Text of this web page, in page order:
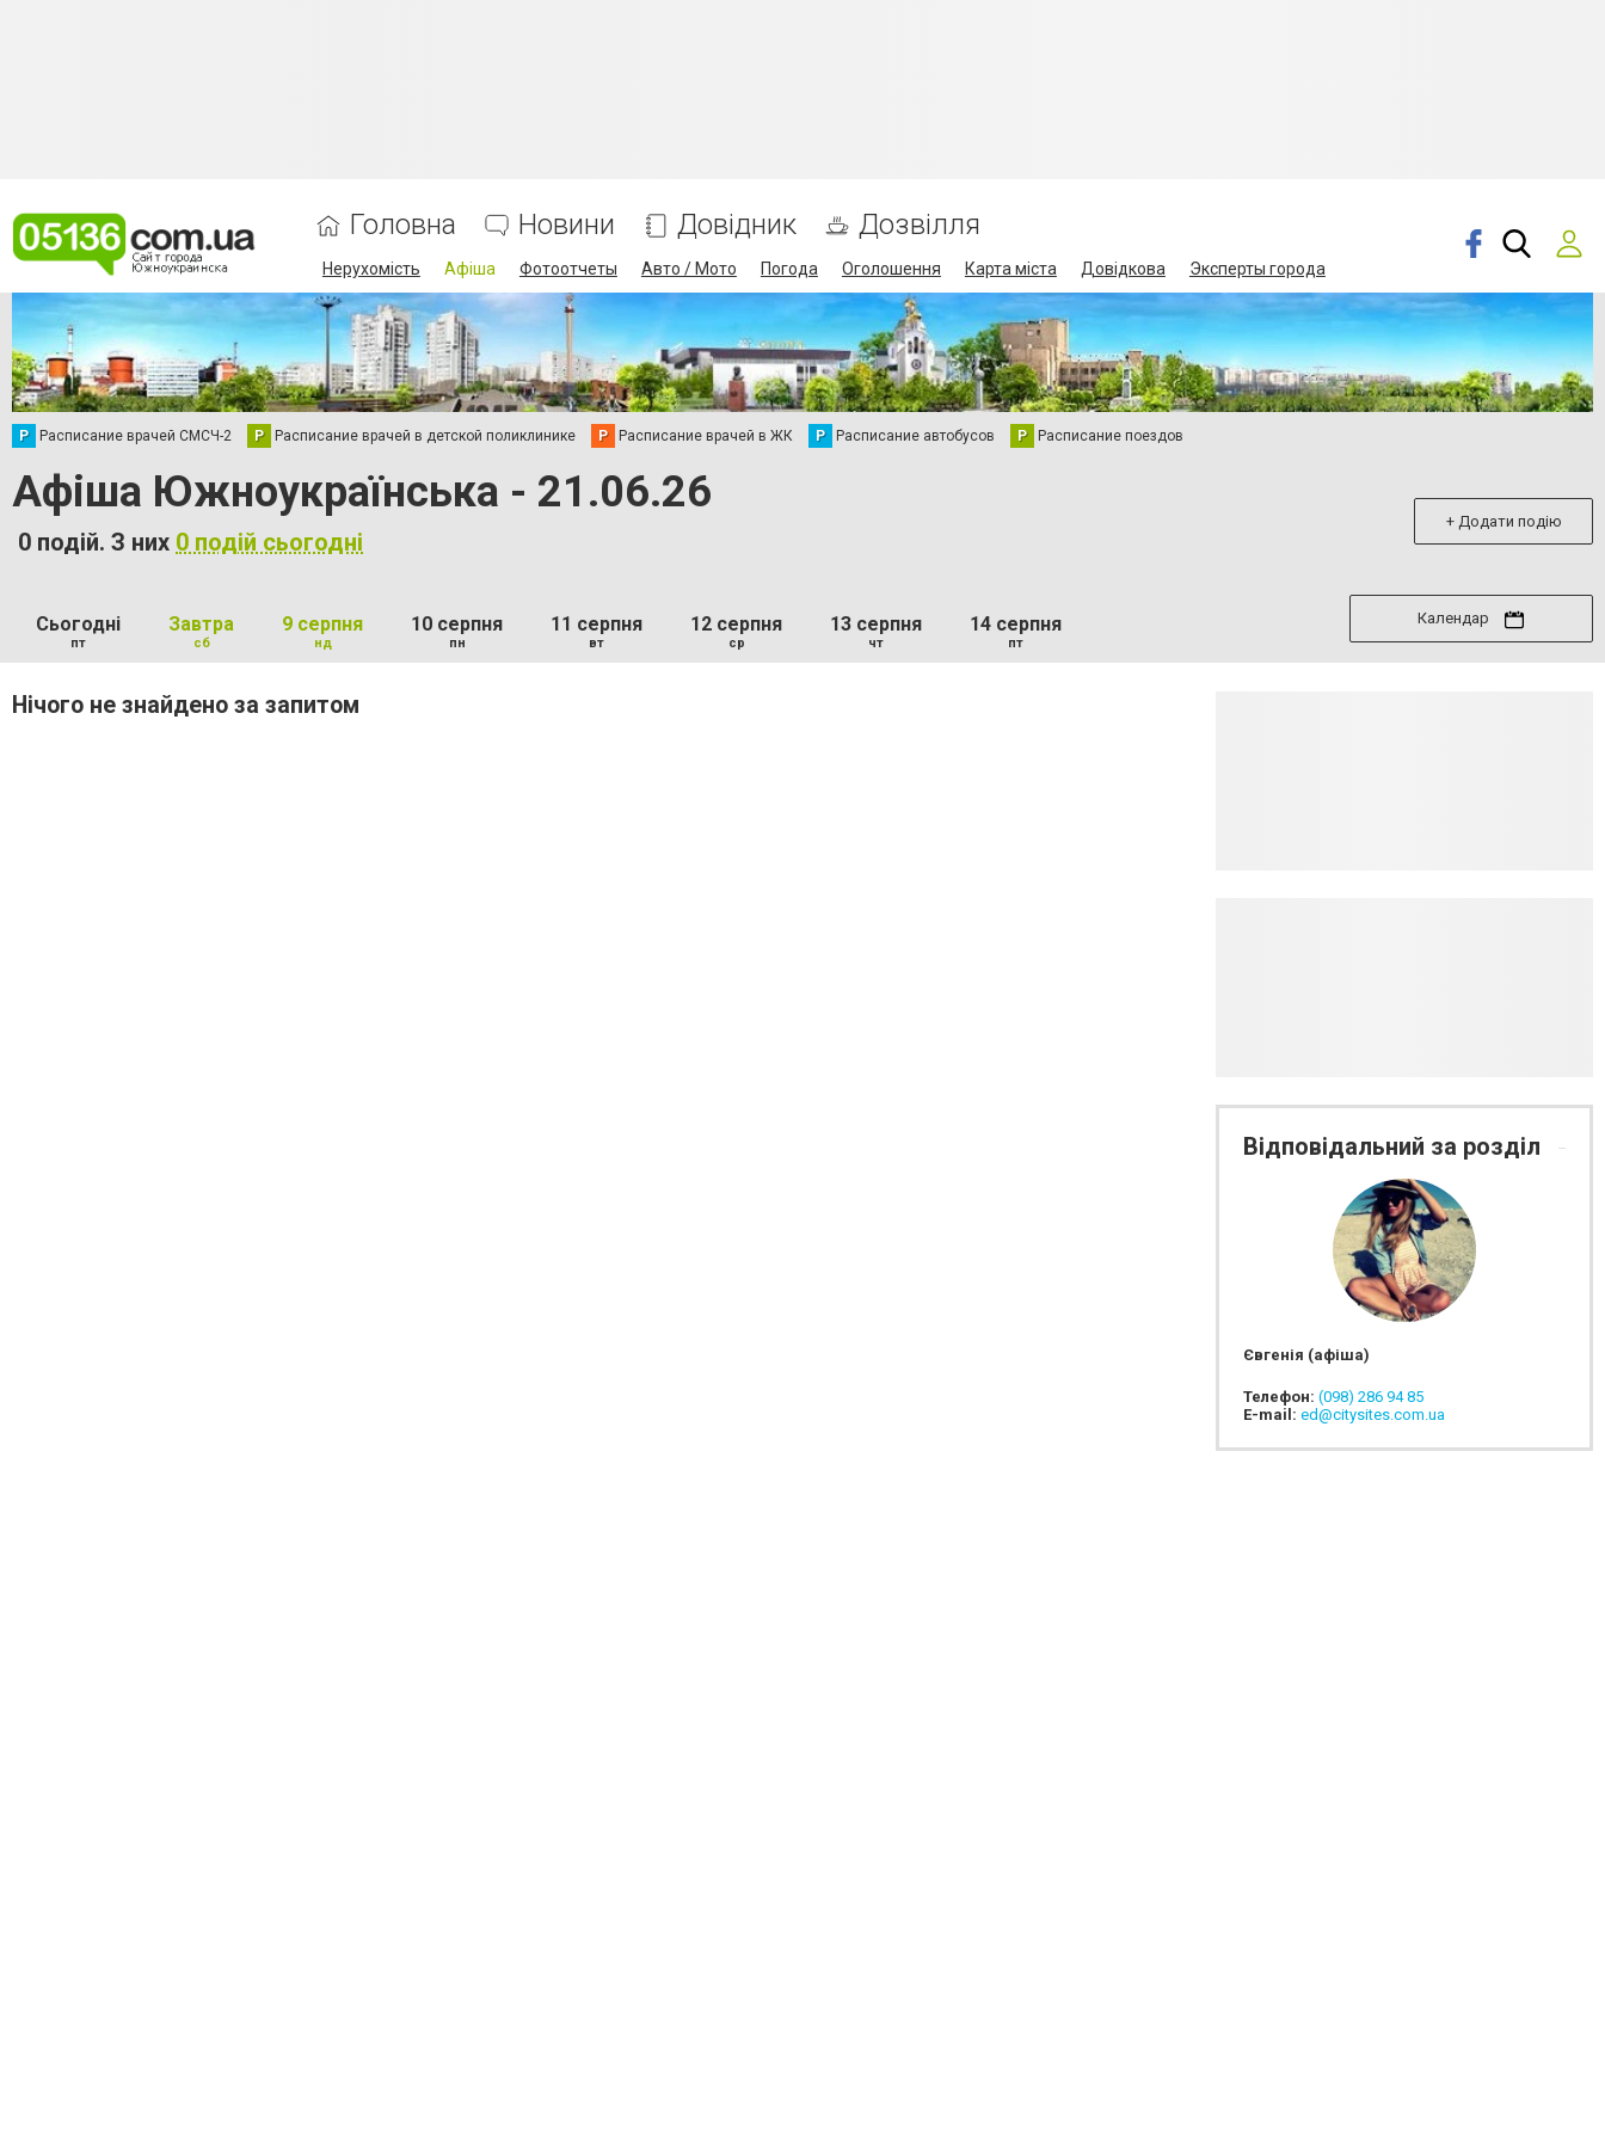
Головна Новини Довідник Дозвілля
Нерухомість Афіша Фотоотчеты Авто / Мото Погода Оголошення Карта міста Довідкова Эксперты города
Р Расписание врачей СМСЧ-2 Р Расписание врачей в детской поликлинике Р Расписание врачей в ЖК Р Расписание автобусов Р Расписание поездов
Афіша Южноукраїнська - 21.06.26
0 подій. З них 0 подій сьогодні
+ Додати подію
Сьогодні
пт
Завтра
сб
9 серпня
нд
10 серпня
пн
11 серпня
вт
12 серпня
ср
13 серпня
чт
14 серпня
пт
Календар
Нічого не знайдено за запитом
Відповідальний за розділ
Євгенія (афіша)
Телефон: (098) 286 94 85
E-mail: ed@citysites.com.ua